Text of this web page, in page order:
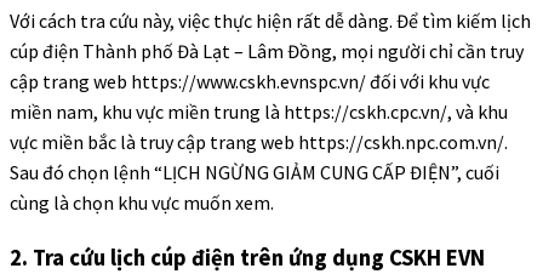
Với cách tra cứu này, việc thực hiện rất dễ dàng. Để tìm kiếm lịch
cúp điện Thành phố Đà Lạt – Lâm Đồng, mọi người chỉ cần truy
cập trang web https://www.cskh.evnspc.vn/ đối với khu vực
miền nam, khu vực miền trung là https://cskh.cpc.vn/, và khu
vực miền bắc là truy cập trang web https://cskh.npc.com.vn/.
Sau đó chọn lệnh “LỊCH NGỪNG GIẢM CUNG CẤP ĐIỆN”, cuối
cùng là chọn khu vực muốn xem.
2. Tra cứu lịch cúp điện trên ứng dụng CSKH EVN